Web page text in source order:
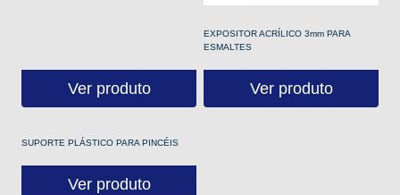
Ver produto
EXPOSITOR ACRÍLICO 3mm PARA
ESMALTES
Ver produto
SUPORTE PLÁSTICO PARA PINCÉIS
Ver produto